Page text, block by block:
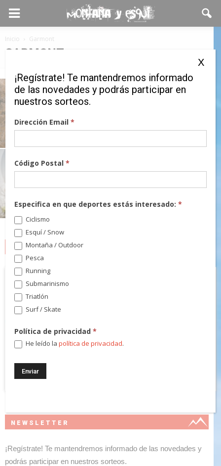
Inicio Garmont
GARMONT
23 marzo, 2026
Garmont
EWF – Ergonomic Women’s Fit
MARCAS
NEWSLETTER
¡Regístrate! Te mantendremos informado de las novedades y
podrás participar en nuestros sorteos.
¡Regístrate! Te mantendremos informado
de las novedades y podrás participar en
nuestros sorteos.
Dirección Email*
Código Postal*
Especifica en que deportes estás interesado:*
Ciclismo
Esquí / Snow
Montaña / Outdoor
Pesca
Running
Submarinismo
Triatlón
Surf / Skate
Política de privacidad*
He leído lapolítica de privacidad.
X